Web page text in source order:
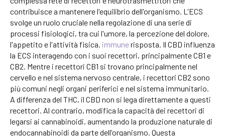
contribuisce a mantenere l'equilibrio dell'organismo. L'ECS
svolge un ruolo cruciale nella regolazione di una serie di
processi fisiologici, tra cui l'umore, la percezione del dolore,
l'appetito e l'attività fisica. immunerisposta. Il CBD influenza
la ECS interagendo con i suoi recettori, principalmente CB1 e
CB2. Mentre i recettori CB1 si trovano principalmente nel
cervello e nel sistema nervoso centrale, i recettori CB2 sono
più comuni negli organi periferici e nel sistema immunitario.
A differenza del THC, il CBD non si lega direttamente a questi
recettori. Al contrario, modifica la capacità dei recettori di
legarsi ai cannabinoidi, aumentando la produzione naturale di
endocannabinoidi da parte dell'organismo. Questa